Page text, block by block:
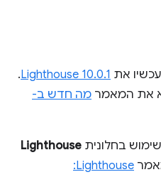
את Lighthouse 10.0.1
.
את המאמר מה חדש ב-
בחלונית Lighthouse
Lighthouse: